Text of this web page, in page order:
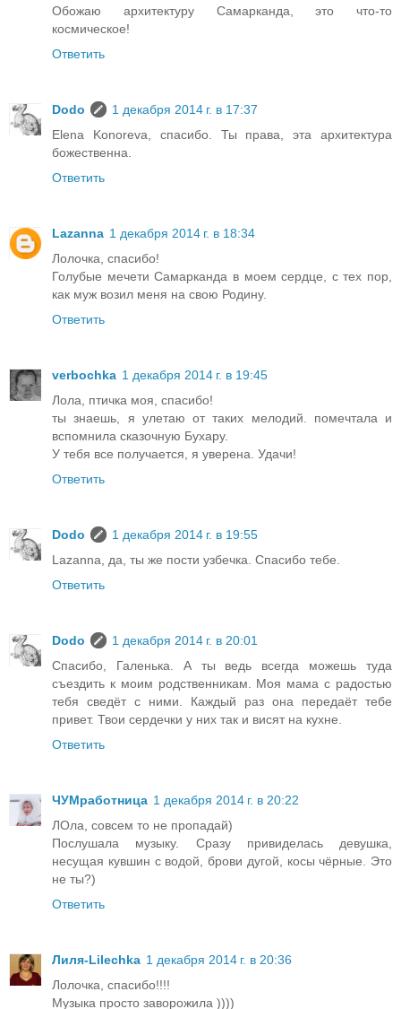
Обожаю архитектуру Самарканда, это что-то
космическое!
Ответить
Dodo
1 декабря 2014 г. в 17:37
Elena Konoreva, спасибо. Ты права, эта архитектура
божественна.
Ответить
Lazanna 1 декабря 2014 г. в 18:34
Лолочка, спасибо!
Голубые мечети Самарканда в моем сердце, с тех пор,
как муж возил меня на свою Родину.
Ответить
verbochka 1 декабря 2014 г. в 19:45
Лола, птичка моя, спасибо!
ты знаешь, я улетаю от таких мелодий. помечтала и
вспомнила сказочную Бухару.
У тебя все получается, я уверена. Удачи!
Ответить
Dodo
1 декабря 2014 г. в 19:55
Lazanna, да, ты же пости узбечка. Спасибо тебе.
Ответить
Dodo
1 декабря 2014 г. в 20:01
Спасибо, Галенька. А ты ведь всегда можешь туда
съездить к моим родственникам. Моя мама с радостью
тебя сведёт с ними. Каждый раз она передаёт тебе
привет. Твои сердечки у них так и висят на кухне.
Ответить
ЧУМработница 1 декабря 2014 г. в 20:22
ЛОла, совсем то не пропадай)
Послушала музыку. Сразу привиделась девушка,
несущая кувшин с водой, брови дугой, косы чёрные. Это
не ты?)
Ответить
Лиля-Lilechka 1 декабря 2014 г. в 20:36
Лолочка, спасибо!!!!
Музыка просто заворожила ))))